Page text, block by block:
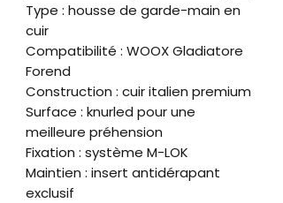
Type : housse de garde-main en
cuir
Compatibilité : WOOX Gladiatore
Forend
Construction : cuir italien premium
Surface : knurled pour une
meilleure préhension
Fixation : système M-LOK
Maintien : insert antidérapant
exclusif